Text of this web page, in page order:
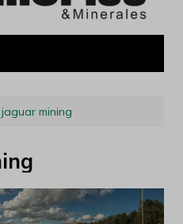
jaguar mining